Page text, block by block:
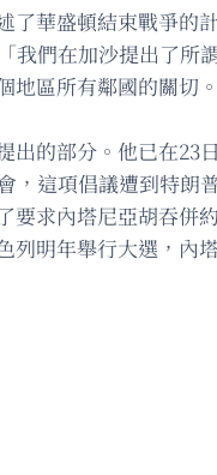
華盛頓結束戰爭的
們在加沙提出了
區所有鄰國的關
的部分。他已在
這項倡議遭到特朗
求內塔尼亞胡吞
明年舉行大選，內